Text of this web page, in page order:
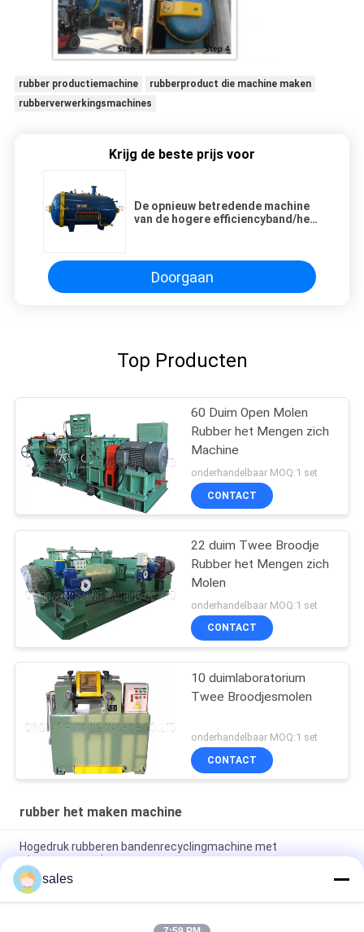
rubber productiemachine
rubberproduct die machine maken
rubberverwerkingsmachines
Krijg de beste prijs voor
De opnieuw betredende machine
van de hogere efficiencyband/het
Doorgaan
Top Producten
60 Duim Open Molen
Rubber het Mengen zich
Machine
onderhandelbaar MOQ:1 set
CONTACT
22 duim Twee Broodje
Rubber het Mengen zich
Molen
onderhandelbaar MOQ:1 set
CONTACT
10 duimlaboratorium
Twee Broodjesmolen
onderhandelbaar MOQ:1 set
CONTACT
rubber het maken machine
Hogedruk rubberen bandenrecyclingmachine met
stoomverwarming
Horizontale tweepersrubber die machine maakt Elektrische
verwarming
sales